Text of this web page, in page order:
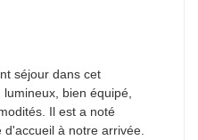
séjour dans cet
bien équipé,
Il est a noté
à notre arrivée.